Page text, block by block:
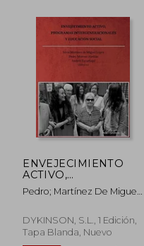
ENVEJECIMIENTO
ACTIVO,
PROGRAMAS
SOCIAL
Pedro; Martínez De Miguel
Haro, Andrés, (eds.) Moreno
Abellán
DYKINSON, S.L., 1 Edición,
Tapa Blanda, Nuevo